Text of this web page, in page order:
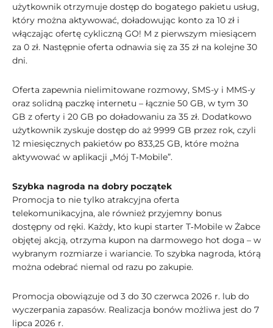
użytkownik otrzymuje dostęp do bogatego pakietu usług,
który można aktywować, doładowując konto za 10 zł i
włączając ofertę cykliczną GO! M z pierwszym miesiącem
za 0 zł. Następnie oferta odnawia się za 35 zł na kolejne 30
dni.
Oferta zapewnia nielimitowane rozmowy, SMS-y i MMS-y
oraz solidną paczkę internetu – łącznie 50 GB, w tym 30
GB z oferty i 20 GB po doładowaniu za 35 zł. Dodatkowo
użytkownik zyskuje dostęp do aż 9999 GB przez rok, czyli
12 miesięcznych pakietów po 833,25 GB, które można
aktywować w aplikacji „Mój T‑Mobile”.
Szybka nagroda na dobry początek
Promocja to nie tylko atrakcyjna oferta
telekomunikacyjna, ale również przyjemny bonus
dostępny od ręki. Każdy, kto kupi starter T‑Mobile w Żabce
objętej akcją, otrzyma kupon na darmowego hot doga – w
wybranym rozmiarze i wariancie. To szybka nagroda, którą
można odebrać niemal od razu po zakupie.
Promocja obowiązuje od 3 do 30 czerwca 2026 r. lub do
wyczerpania zapasów. Realizacja bonów możliwa jest do 7
lipca 2026 r.